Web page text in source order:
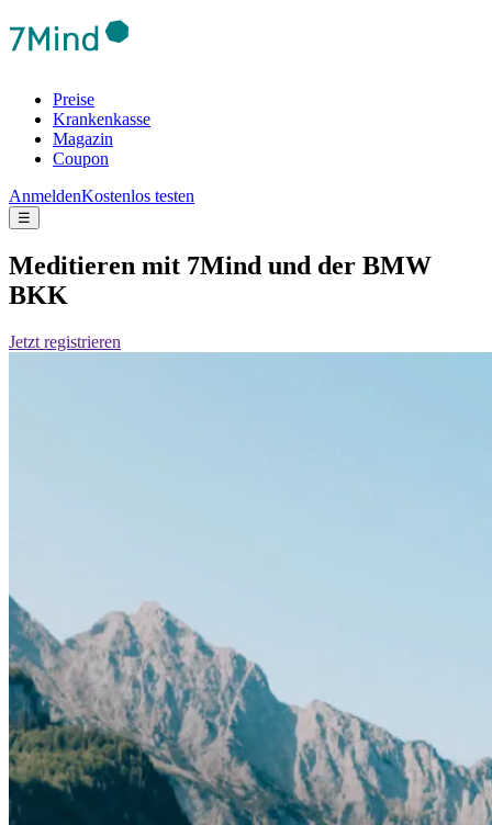
Preise
Krankenkasse
Magazin
Coupon
AnmeldenKostenlos testen
☰
Medi­tieren mit 7Mind und der BMW
BKK
Jetzt regis­trie­ren